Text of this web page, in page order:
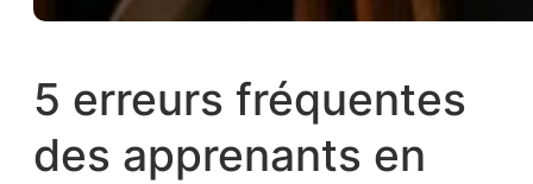
5 erreurs fréquentes
des apprenants en